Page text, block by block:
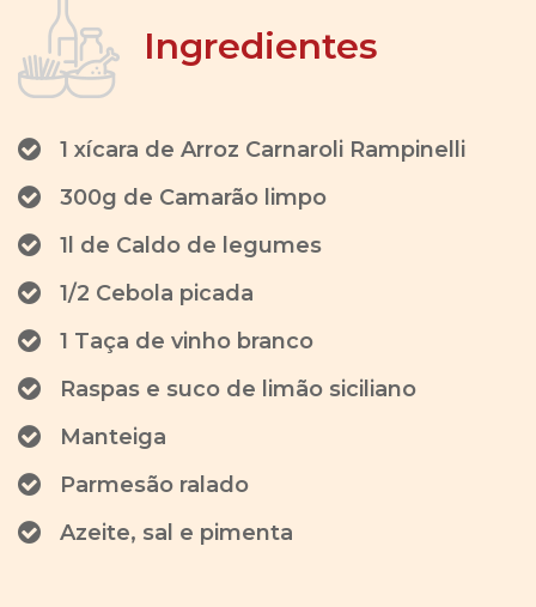
Ingredientes
1 xícara de Arroz Carnaroli Rampinelli
300g de Camarão limpo
1l de Caldo de legumes
1/2 Cebola picada
1 Taça de vinho branco
Raspas e suco de limão siciliano
Manteiga
Parmesão ralado
Azeite, sal e pimenta